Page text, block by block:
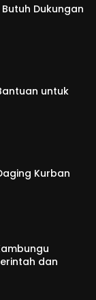
Dukungan
untuk
Kurban
dan